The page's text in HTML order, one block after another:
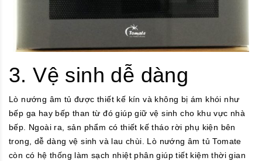
3. Vệ sinh dễ dàng
Lò nướng âm tủ được thiết kế kín và không bị ám khói như
bếp ga hay bếp than từ đó giúp giữ vệ sinh cho khu vực nhà
bếp. Ngoài ra, sản phẩm có thiết kế tháo rời phụ kiện bên
trong, dễ dàng vệ sinh và lau chùi. Lò nướng âm tủ Tomate
còn có hệ thống làm sạch nhiệt phân giúp tiết kiệm thời gian